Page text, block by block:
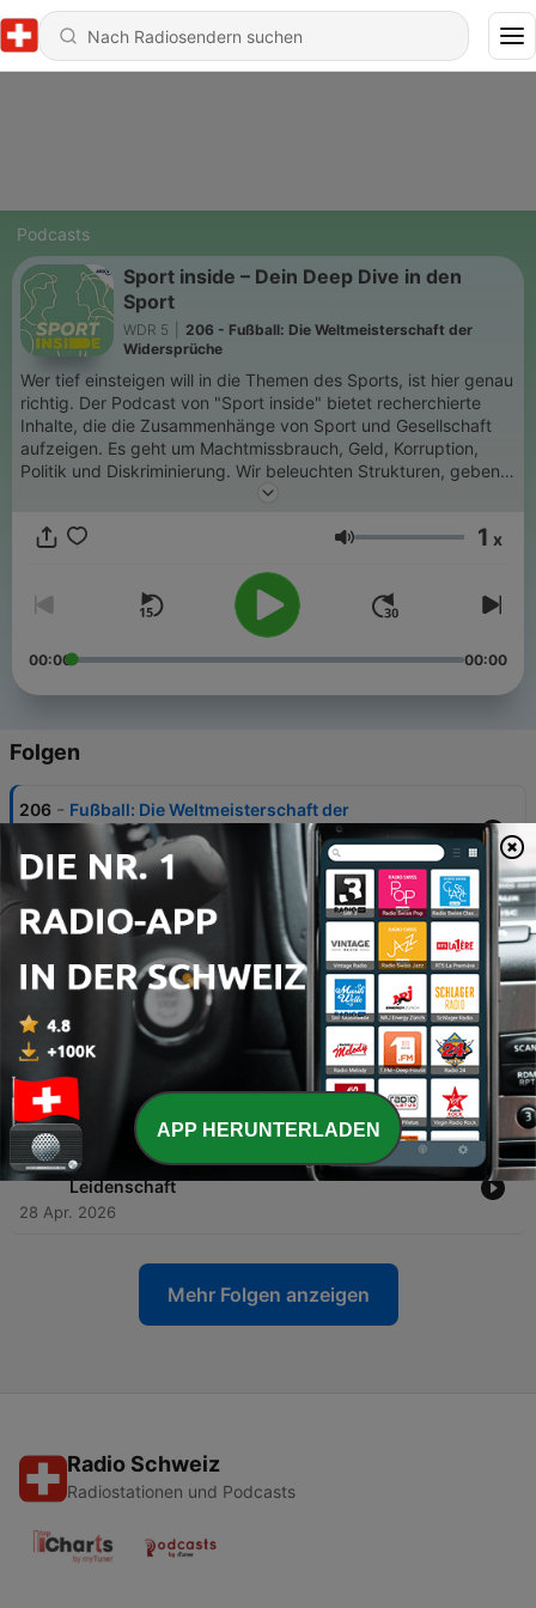
Podcasts
Sport inside – Dein Deep Dive in den
Sport
WDR 5
206 - Fußball: Die Weltmeisterschaft der
Widersprüche
Wer tief einsteigen will in die Themen des Sports, ist hier genau
richtig. Der Podcast von "Sport inside" bietet recherchierte
Inhalte, die die Zusammenhänge von Sport und Gesellschaft
aufzeigen. Es geht um Machtmissbrauch, Geld, Korruption,
Politik und Diskriminierung. Wir beleuchten Strukturen, geben
Betroffenen eine Stimme und sorgen dafür, dass
werden kann. Das Ganze 22 Mal im Jahr, dann immer
Vorschläge? Schickt uns gerne eine Mail an
sportinside@wdr.de!
Lautstärke 1 x
00:00 00:00
Folgen
206 - Fußball: Die Weltmeisterschaft der
Widersprüche
04 Aug. 2026
- Spielfeld der Macht: Die USA und der Sport
05 Jun. 2026
204
FIFA-Chef Gianni Infantino - Das Zentrum der
26 Mai 2026
- Bundesliga: Zwischen 50+1, Investoren und
Verkaufsliga
12 Mai 2026
202 - Investoren im Fußball: Zwischen Kapital und
Leidenschaft
28 Apr. 2026
Mehr Folgen anzeigen
Radio Schweiz
Radiostationen und Podcasts
APP HERUNTERLADEN